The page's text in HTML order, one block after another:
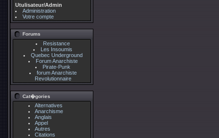
Utulisateur/Admin
Administration
Votre compte
Forums
Resistance
Les Insoumis
Quebec Underground
Forum Anarchiste
Pirate-Punk
forum Anarchiste
Revolutionnaire
Cat�gories
Alternatives
Anarchisme
Anglais
Appel
Autres
Citations